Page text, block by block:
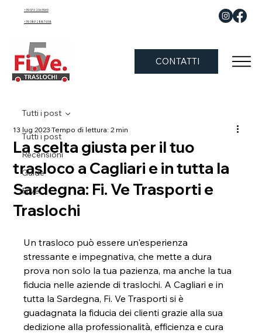
CONTATTI
+39 070 2063969
+39 389 288 7658
Tutti i post
Recensioni
Guide
Fi.Ve.
Tutti i post
La scelta giusta per il tuo
trasloco a Cagliari e in tutta la
Sardegna: Fi. Ve Trasporti e
Traslochi
13 lug 2023Tempo di lettura: 2 min
Un trasloco può essere un'esperienza
stressante e impegnativa, che mette a dura
prova non solo la tua pazienza, ma anche la tua
fiducia nelle aziende di traslochi. A Cagliari e in
tutta la Sardegna, Fi. Ve Trasporti si è
guadagnata la fiducia dei clienti grazie alla sua
dedizione alla professionalità, efficienza e cura